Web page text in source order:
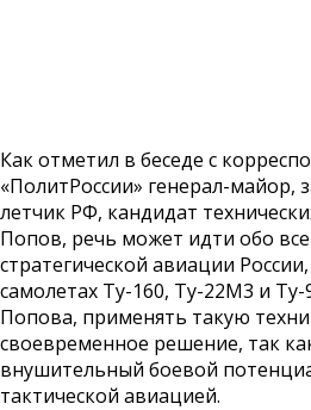
Как отметил в беседе с
«ПолитРоссии» генерал-майор,
летчик РФ, кандидат
Попов, речь может идти обо
стратегической авиации
самолетах Ту-160, Ту-22М3 и
Попова, применять такую
своевременное решение, так
внушительный боевой
тактической авиацией.